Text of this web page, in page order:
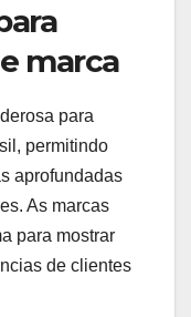
marca
para
permitindo
aprofundadas
As marcas
para mostrar
de clientes